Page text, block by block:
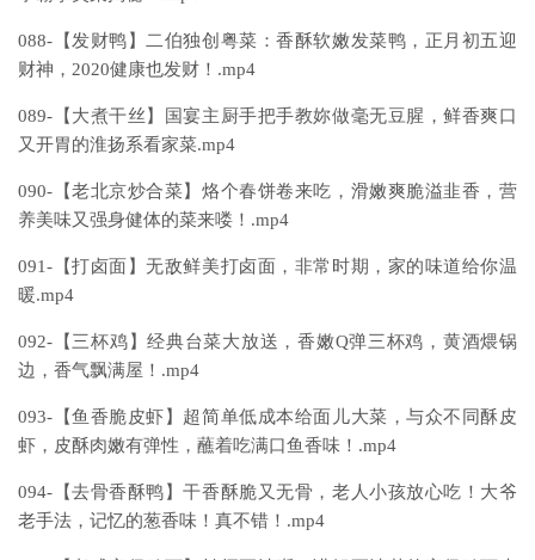
088-【发财鸭】二伯独创粤菜：香酥软嫩发菜鸭，正月初五迎
财神，2020健康也发财！.mp4
089-【大煮干丝】国宴主厨手把手教妳做毫无豆腥，鲜香爽口
又开胃的淮扬系看家菜.mp4
090-【老北京炒合菜】烙个春饼卷来吃，滑嫩爽脆溢韭香，营
养美味又强身健体的菜来喽！.mp4
091-【打卤面】无敌鲜美打卤面，非常时期，家的味道给你温
暖.mp4
092-【三杯鸡】经典台菜大放送，香嫩Q弹三杯鸡，黄酒煨锅
边，香气飘满屋！.mp4
093-【鱼香脆皮虾】超简单低成本给面儿大菜，与众不同酥皮
虾，皮酥肉嫩有弹性，蘸着吃满口鱼香味！.mp4
094-【去骨香酥鸭】干香酥脆又无骨，老人小孩放心吃！大爷
老手法，记忆的葱香味！真不错！.mp4